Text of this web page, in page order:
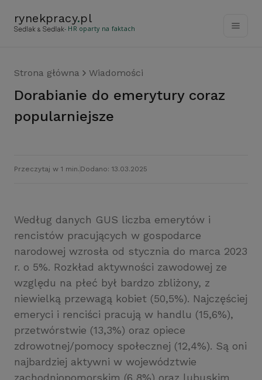
rynekpracy.pl
- HR oparty na faktach
Strona główna Wiadomości
Dorabianie do emerytury coraz
popularniejsze
Przeczytaj w 1 min. Dodano: 13.03.2025
Według danych GUS liczba emerytów i
rencistów pracujących w gospodarce
narodowej wzrosła od stycznia do marca 2023
r. o 5%. Rozkład aktywności zawodowej ze
względu na płeć był bardzo zbliżony, z
niewielką przewagą kobiet (50,5%). Najczęściej
emeryci i renciści pracują w handlu (15,6%),
przetwórstwie (13,3%) oraz opiece
zdrowotnej/pomocy społecznej (12,4%). Są oni
najbardziej aktywni w województwie
zachodniopomorskim (6,8%) oraz lubuskim